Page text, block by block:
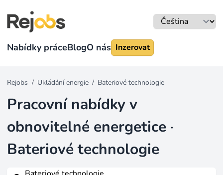
Nabídky práceBlogO nás Inzerovat
Rejobs / Ukládání energie / Bateriové technologie
Pracovní nabídky v
obnovitelné energetice ·
Bateriové technologie